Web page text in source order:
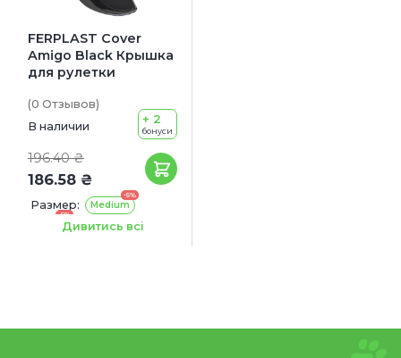
FERPLAST Cover
Amigo Black Крышка
для рулетки
(0 Отзывов)
В наличии
196.40 ₴
186.58 ₴
+ 2
бонуси
Размер:
-5%
Medium
-5%
Дивитись всі